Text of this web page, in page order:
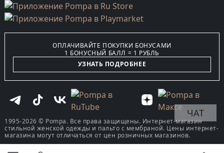
ОПЛАЧИВАЙТЕ ПОКУПКИ БОНУСАМИ
1 БОНУСНЫЙ БАЛЛ = 1 РУБЛЬ
УЗНАТЬ ПОДРОБНЕЕ
1995-2026 © Pompa. Все права защищены. Интернет-магазин
стильной женской одежды и пальто с мембраной. Цены интернет-
магазина могут отличаться от цен розничных магазинов.
ЧАТ